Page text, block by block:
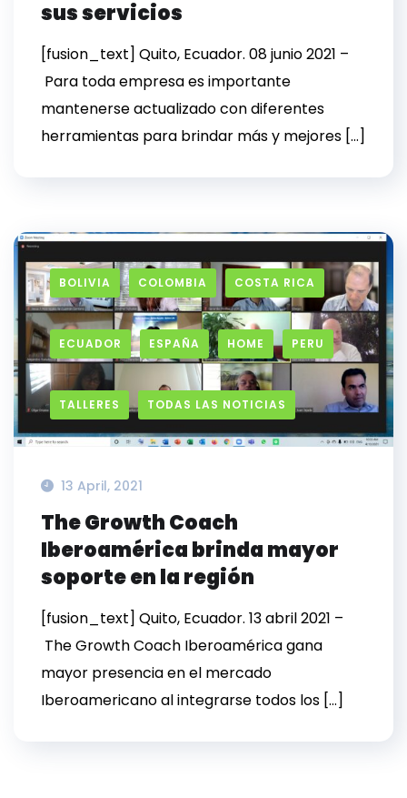
sus servicios
[fusion_text] Quito, Ecuador. 08 junio 2021 –
Para toda empresa es importante
mantenerse actualizado con diferentes
herramientas para brindar más y mejores […]
BOLIVIA COLOMBIA COSTA RICA
ECUADOR ESPAÑA HOME PERU
TALLERES TODAS LAS NOTICIAS
13 April, 2021
The Growth Coach
Iberoamérica brinda mayor
soporte en la región
[fusion_text] Quito, Ecuador. 13 abril 2021 –
The Growth Coach Iberoamérica gana
mayor presencia en el mercado
Iberoamericano al integrarse todos los […]